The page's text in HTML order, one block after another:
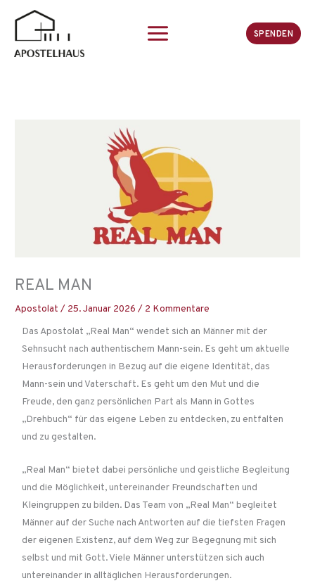
springen
SPENDEN
REAL MAN
Apostolat / 25. Januar 2026/ 2 Kommentare
Das Apostolat „Real Man“ wendet sich an Männer mit der
Sehnsucht nach authentischem Mann-sein. Es geht um aktuelle
Herausforderungen in Bezug auf die eigene Identität, das
Mann-sein und Vaterschaft. Es geht um den Mut und die
Freude, den ganz persönlichen Part als Mann in Gottes
„Drehbuch“ für das eigene Leben zu entdecken, zu entfalten
und zu gestalten.
„Real Man“ bietet dabei persönliche und geistliche Begleitung
und die Möglichkeit, untereinander Freundschaften und
Kleingruppen zu bilden. Das Team von „Real Man“ begleitet
Männer auf der Suche nach Antworten auf die tiefsten Fragen
der eigenen Existenz, auf dem Weg zur Begegnung mit sich
selbst und mit Gott. Viele Männer unterstützen sich auch
untereinander in alltäglichen Herausforderungen.